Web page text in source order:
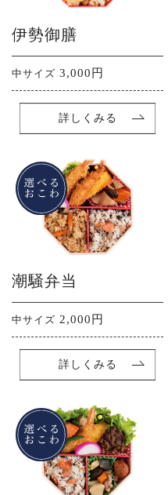
伊勢御膳
中サイズ 3,000円
詳しくみる
潮騒弁当
中サイズ 2,000円
詳しくみる